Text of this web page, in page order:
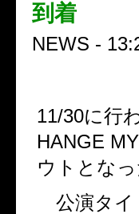
到着
NEWS -
11/30に行
HANGE
ウトとなっ
公演タイ